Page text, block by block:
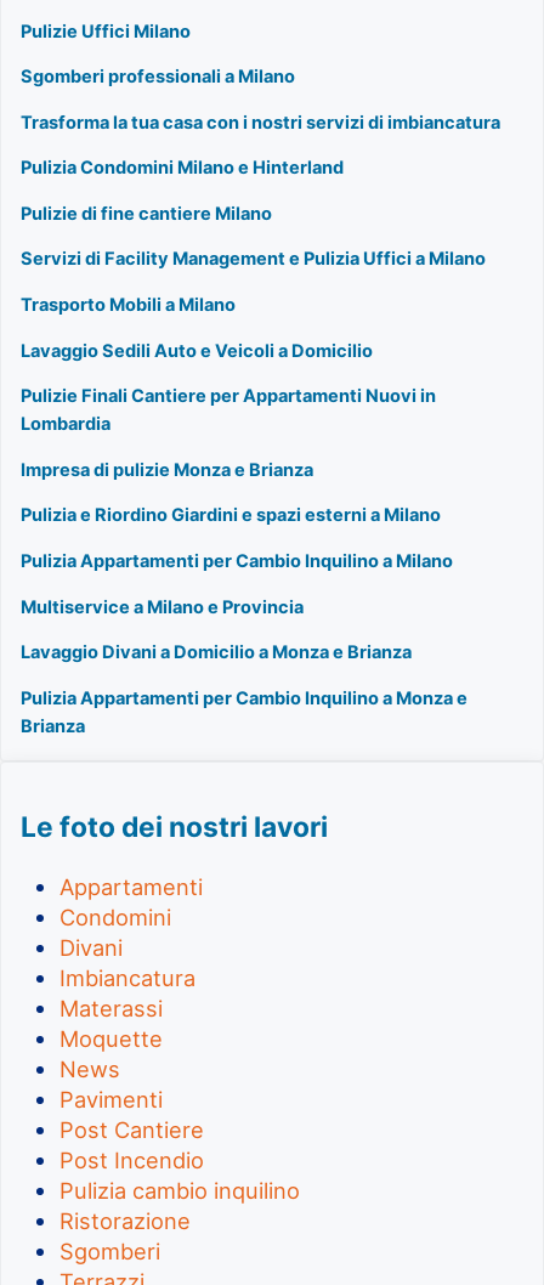
Pulizie Uffici Milano
Sgomberi professionali a Milano
Trasforma la tua casa con i nostri servizi di imbiancatura
Pulizia Condomini Milano e Hinterland
Pulizie di fine cantiere Milano
Servizi di Facility Management e Pulizia Uffici a Milano
Trasporto Mobili a Milano
Lavaggio Sedili Auto e Veicoli a Domicilio
Pulizie Finali Cantiere per Appartamenti Nuovi in
Lombardia
Impresa di pulizie Monza e Brianza
Pulizia e Riordino Giardini e spazi esterni a Milano
Pulizia Appartamenti per Cambio Inquilino a Milano
Multiservice a Milano e Provincia
Lavaggio Divani a Domicilio a Monza e Brianza
Pulizia Appartamenti per Cambio Inquilino a Monza e
Brianza
Le foto dei nostri lavori
Appartamenti
Condomini
Divani
Imbiancatura
Materassi
Moquette
News
Pavimenti
Post Cantiere
Post Incendio
Pulizia cambio inquilino
Ristorazione
Sgomberi